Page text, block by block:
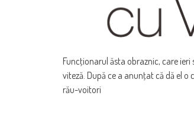
Funcţionarul ăsta obraznic, care
viteză. După ce a anunţat că dă el
rău-voitori